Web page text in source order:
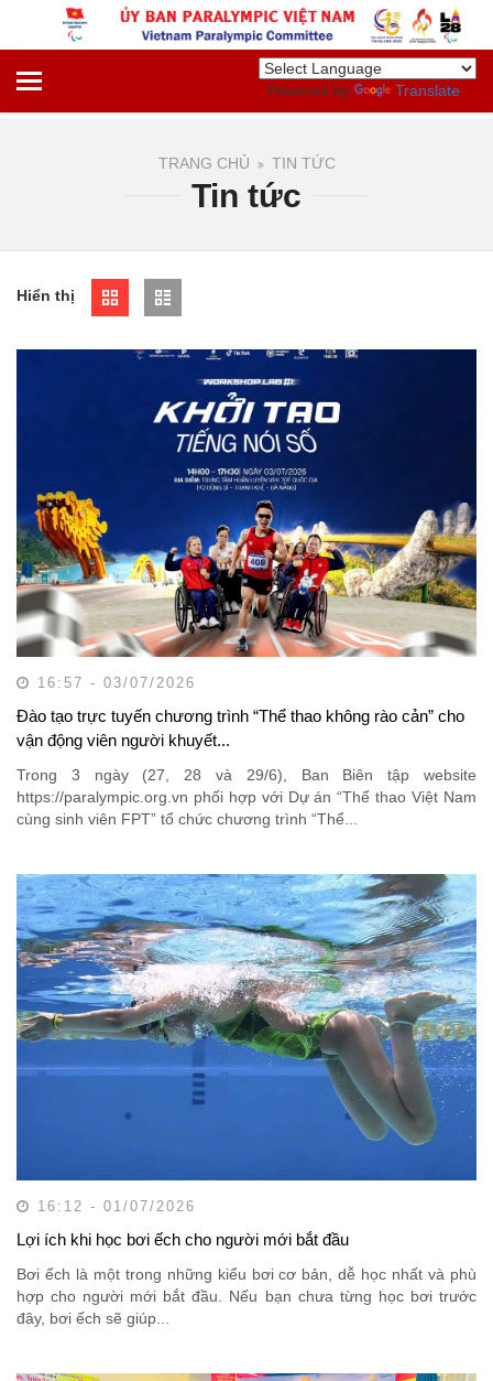
Powered by Translate
TRANG CHỦ TIN TỨC
Tin tức
Hiển thị
16:57 - 03/07/2026
Đào tạo trực tuyến chương trình “Thể thao không rào cản” cho
vận động viên người khuyết...
Trong 3 ngày (27, 28 và 29/6), Ban Biên tập website
https://paralympic.org.vn phối hợp với Dự án “Thể thao Việt Nam
cùng sinh viên FPT” tổ chức chương trình “Thể...
16:12 - 01/07/2026
Lợi ích khi học bơi ếch cho người mới bắt đầu
Bơi ếch là một trong những kiểu bơi cơ bản, dễ học nhất và phù
hợp cho người mới bắt đầu. Nếu bạn chưa từng học bơi trước
đây, bơi ếch sẽ giúp...